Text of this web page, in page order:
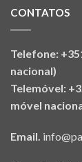
CONTATOS
Telefone:
nacional)
Telemóvel:
móvel
Email.